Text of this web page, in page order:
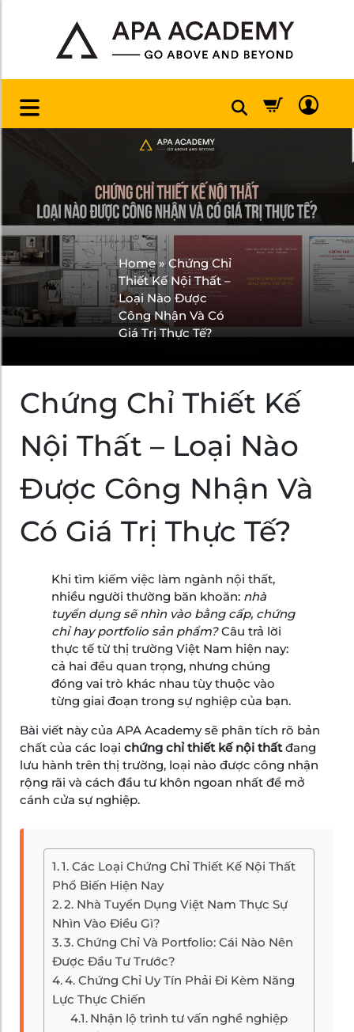
Home»Chứng Chỉ
Thiết Kế Nội Thất –
Loại Nào Được
Công Nhận Và Có
Giá Trị Thực Tế?
Chứng Chỉ Thiết Kế
Nội Thất – Loại Nào
Được Công Nhận Và
Có Giá Trị Thực Tế?
Khi tìm kiếm việc làm ngành nội thất,
nhiều người thường băn khoăn: nhà
tuyển dụng sẽ nhìn vào bằng cấp, chứng
chỉ hay portfolio sản phẩm?Câu trả lời
thực tế từ thị trường Việt Nam hiện nay:
cả hai đều quan trọng, nhưng chúng
đóng vai trò khác nhau tùy thuộc vào
từng giai đoạn trong sự nghiệp của bạn.
Bài viết này của APA Academy sẽ phân tích rõ bản
chất của các loại chứng chỉ thiết kế nội thấtđang
lưu hành trên thị trường, loại nào được công nhận
rộng rãi và cách đầu tư khôn ngoan nhất để mở
cánh cửa sự nghiệp.
1. Các Loại Chứng Chỉ Thiết Kế Nội Thất
Phổ Biến Hiện Nay
2. Nhà Tuyển Dụng Việt Nam Thực Sự
Nhìn Vào Điều Gì?
3. Chứng Chỉ Và Portfolio: Cái Nào Nên
Được Đầu Tư Trước?
4. Chứng Chỉ Uy Tín Phải Đi Kèm Năng
Lực Thực Chiến
Nhận lộ trình tư vấn nghề nghiệp